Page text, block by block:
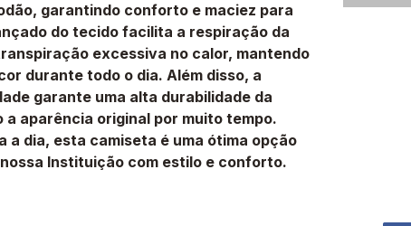
garantindo conforto e maciez para
do tecido facilita a respiração da
excessiva no calor, mantendo
durante todo o dia. Além disso, a
garante uma alta durabilidade da
a aparência original por muito tempo.
a dia, esta camiseta é uma ótima opção
Instituição com estilo e conforto.